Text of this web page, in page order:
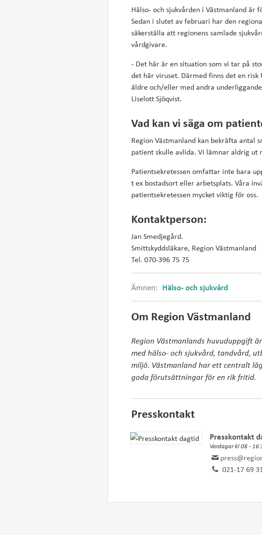
Hälso- och sjukvården i Västmanland
Sedan i slutet av februari har den
säkerställa att regionens samlade
vårdgivare.
- Det här är en situation som vi tar på
det här viruset. Därmed finns det en
äldre och/eller med andra
Liselott Sjöqvist.
Vad kan vi säga om
Region Västmanland kan bekräfta antal
patient skulle avlida. Vi lämnar aldrig
Patientsekretessen omfattar inte bara
t ex bostadsort eller arbetsplats. Våra
patientsekretessen mycket viktig för oss.
Kontaktperson:
Jan Smedjegård.
Smittskyddsläkare, Region Västmanland
Tel. 070-396 75 75
Ämnen: Hälso- och sjukvård
Om Region Västmanland
Region Västmanlands huvuduppgift
med hälso- och sjukvård, tandvård,
miljö. Västmanland har ett centralt
goda förutsättningar för en rik fritid.
Presskontakt
Presskontakt
Vardagar kl 08 -
021-17 69